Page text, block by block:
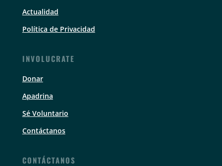
Actualidad
Política de Privacidad
INVOLUCRATE
Donar
Apadrina
Sé Voluntario
Contáctanos
CONTÁCTANOS